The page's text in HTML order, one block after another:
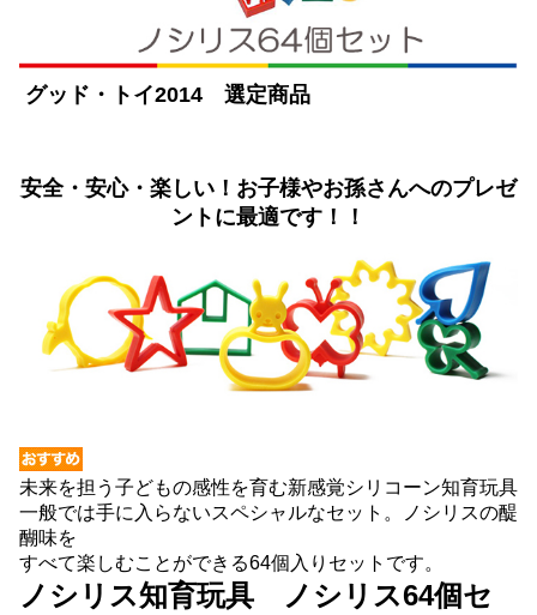
グッド・トイ2014 選定商品
安全・安心・楽しい！お子様やお孫さんへのプレゼ
ントに最適です！！
未来を担う子どもの感性を育む新感覚シリコーン知育玩具
一般では手に入らないスペシャルなセット。ノシリスの醍
醐味を
すべて楽しむことができる64個入りセットです。
ノシリス知育玩具 ノシリス64個セ